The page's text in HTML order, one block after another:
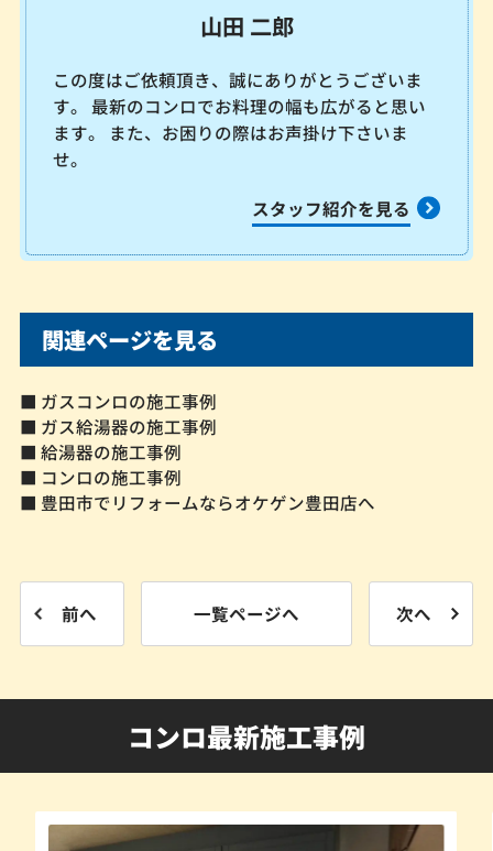
山田 二郎
この度はご依頼頂き、誠にありがとうございま
す。 最新のコンロでお料理の幅も広がると思い
ます。 また、お困りの際はお声掛け下さいま
せ。
スタッフ紹介を見る
関連ページを見る
■ ガスコンロの施工事例
■ ガス給湯器の施工事例
■ 給湯器の施工事例
■ コンロの施工事例
■ 豊田市でリフォームならオケゲン豊田店へ
前へ 一覧ページへ 次へ
コンロ最新施工事例